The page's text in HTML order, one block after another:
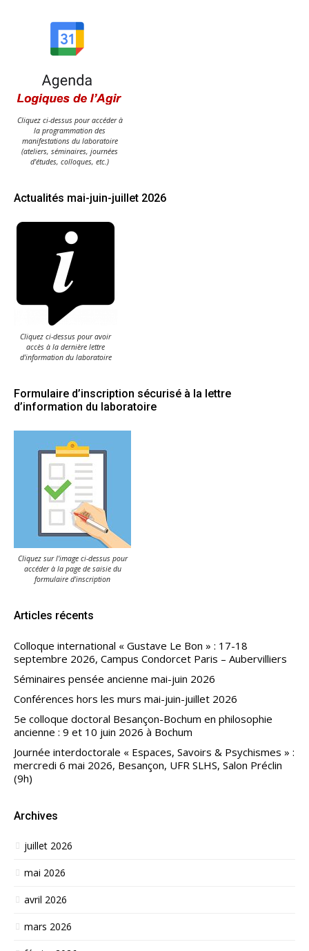
Cliquez ci-dessus pour accéder à
la programmation des
manifestations du laboratoire
(ateliers, séminaires, journées
d'études, colloques, etc.)
Actualités mai-juin-juillet 2026
Cliquez ci-dessus pour avoir
accès à la dernière lettre
d'information du laboratoire
Formulaire d’inscription sécurisé à la lettre
d’information du laboratoire
Cliquez sur l'image ci-dessus pour
accéder à la page de saisie du
formulaire d'inscription
Articles récents
Colloque international « Gustave Le Bon » : 17-18
septembre 2026, Campus Condorcet Paris – Aubervilliers
Séminaires pensée ancienne mai-juin 2026
Conférences hors les murs mai-juin-juillet 2026
5e colloque doctoral Besançon-Bochum en philosophie
ancienne : 9 et 10 juin 2026 à Bochum
Journée interdoctorale « Espaces, Savoirs & Psychismes » :
mercredi 6 mai 2026, Besançon, UFR SLHS, Salon Préclin
(9h)
Archives
juillet 2026
mai 2026
avril 2026
mars 2026